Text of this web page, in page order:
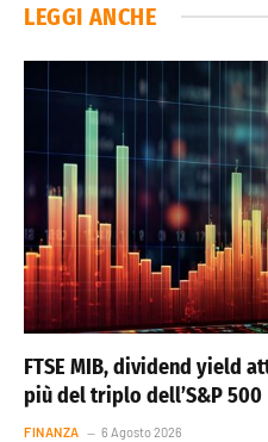
LEGGI ANCHE
FTSE MIB, dividend yield
più del triplo dell’S&P 500
FINANZA 6 Agosto 2026